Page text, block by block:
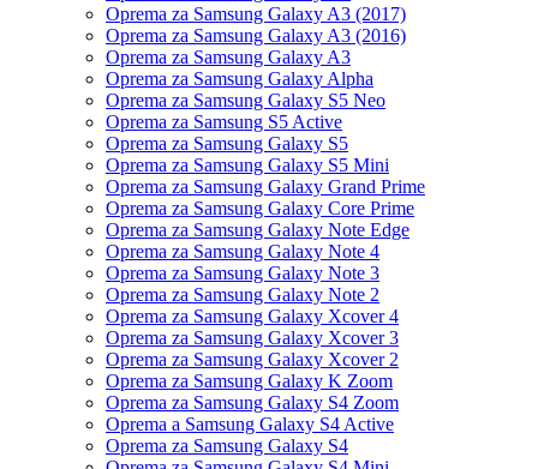
Oprema za Samsung Galaxy A3 (2017)
Oprema za Samsung Galaxy A3 (2016)
Oprema za Samsung Galaxy A3
Oprema za Samsung Galaxy Alpha
Oprema za Samsung Galaxy S5 Neo
Oprema za Samsung S5 Active
Oprema za Samsung Galaxy S5
Oprema za Samsung Galaxy S5 Mini
Oprema za Samsung Galaxy Grand Prime
Oprema za Samsung Galaxy Core Prime
Oprema za Samsung Galaxy Note Edge
Oprema za Samsung Galaxy Note 4
Oprema za Samsung Galaxy Note 3
Oprema za Samsung Galaxy Note 2
Oprema za Samsung Galaxy Xcover 4
Oprema za Samsung Galaxy Xcover 3
Oprema za Samsung Galaxy Xcover 2
Oprema za Samsung Galaxy K Zoom
Oprema za Samsung Galaxy S4 Zoom
Oprema a Samsung Galaxy S4 Active
Oprema za Samsung Galaxy S4